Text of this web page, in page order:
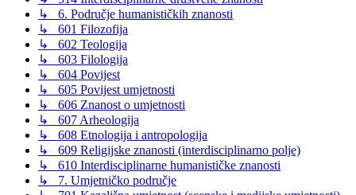
↳ 6. Područje humanističkih znanosti
↳ 601 Filozofija
↳ 602 Teologija
↳ 603 Filologija
↳ 604 Povijest
↳ 605 Povijest umjetnosti
↳ 606 Znanost o umjetnosti
↳ 607 Arheologija
↳ 608 Etnologija i antropologija
↳ 609 Religijske znanosti (interdisciplinarno polje)
↳ 610 Interdisciplinarne humanističke znanosti
↳ 7. Umjetničko područje